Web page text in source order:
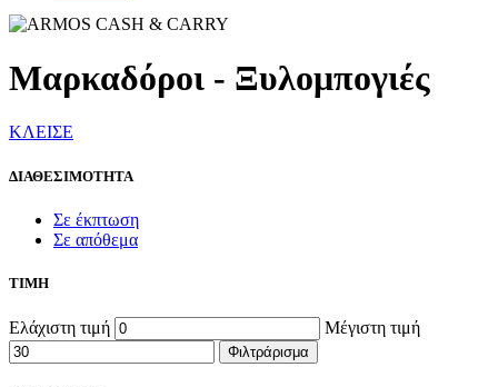
Μαρκαδόροι - Ξυλομπογιές
ΚΛΕΙΣΕ
ΔΙΑΘΕΣΙΜΟΤΗΤΑ
Σε έκπτωση
Σε απόθεμα
ΤΙΜΗ
Ελάχιστη τιμή Μέγιστη τιμή
Φιλτράρισμα